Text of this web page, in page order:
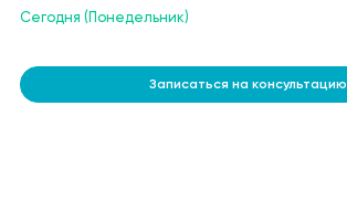
Сегодня (Понедельник)
Записаться на консультацию